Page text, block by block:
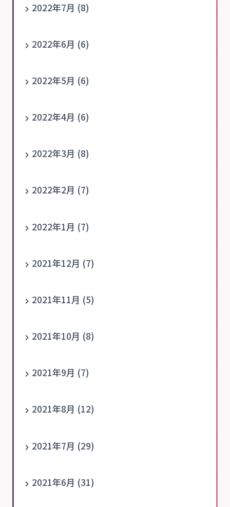
2022年7月 (8)
2022年6月 (6)
2022年5月 (6)
2022年4月 (6)
2022年3月 (8)
2022年2月 (7)
2022年1月 (7)
2021年12月 (7)
2021年11月 (5)
2021年10月 (8)
2021年9月 (7)
2021年8月 (12)
2021年7月 (29)
2021年6月 (31)